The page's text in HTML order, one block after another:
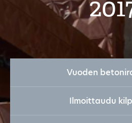
Vuoden
Ilmoittaudu